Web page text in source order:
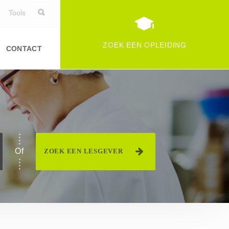
Tools
CONTACT ZOEK EEN OPLEIDING
Of ZOEK EEN LESGEVER
Informatica
Logistiek
specialiteit van voedingfederatie(s)
Persoonlijke vaardigheden
Commerciële en financiële
vaardigheden